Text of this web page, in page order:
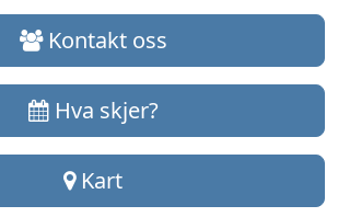
Kontakt oss
Hva skjer?
Kart